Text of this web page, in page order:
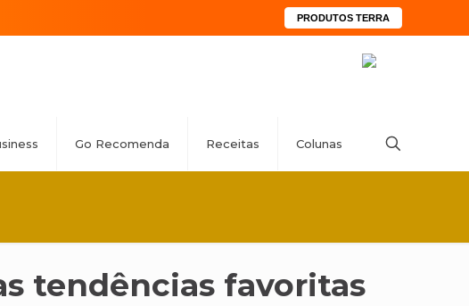
PRODUTOS TERRA
Go Recomenda Receitas Colunas
tendências favoritas